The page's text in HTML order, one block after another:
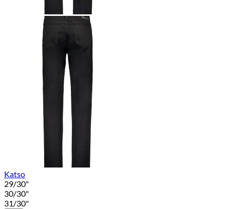
Katso
29/30"
30/30"
31/30"